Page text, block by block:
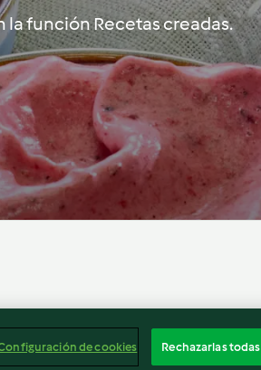
función Recetas creadas.
de cookies Rechazarlas todas